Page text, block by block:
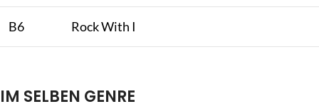
B6 Rock With I
IM SELBEN GENRE